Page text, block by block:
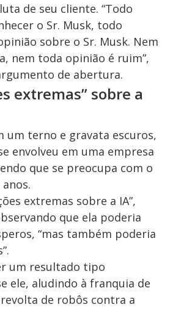
de seu cliente. “Todo
o Sr. Musk, todo
sobre o Sr. Musk. Nem
nem toda opinião é ruim”,
de abertura.
extremas” sobre a
um terno e gravata escuros,
envolveu em uma empresa
que se preocupa com o
extremas sobre a IA”,
que ela poderia
“mas também poderia
um resultado tipo
ele, aludindo à franquia de
de robôs contra a